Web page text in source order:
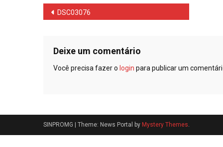
Navegação
Post
DSC03076
Deixe um comentário
Você precisa fazer o login para publicar um
SINPROMG Theme: News Portal by Mystery Themes.